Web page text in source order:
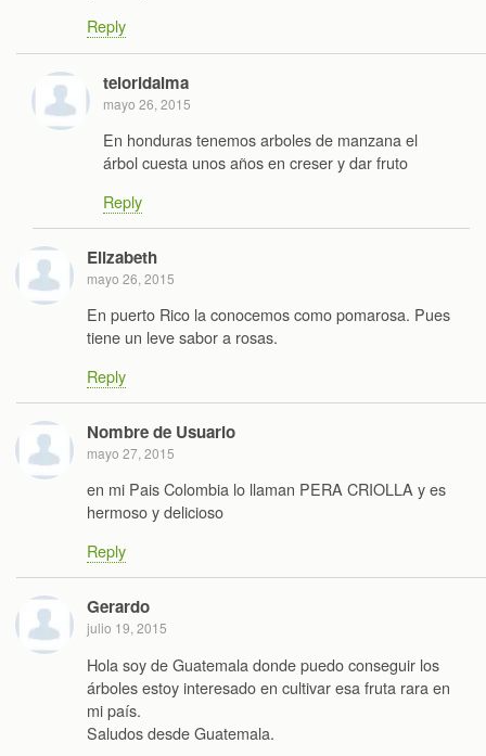
Reply
teloridalma
mayo 26, 2015
En honduras tenemos arboles de manzana el
árbol cuesta unos años en creser y dar fruto
Reply
Elizabeth
mayo 26, 2015
En puerto Rico la conocemos como pomarosa. Pues
tiene un leve sabor a rosas.
Reply
Nombre de Usuario
mayo 27, 2015
en mi Pais Colombia lo llaman PERA CRIOLLA y es
hermoso y delicioso
Reply
Gerardo
julio 19, 2015
Hola soy de Guatemala donde puedo conseguir los
árboles estoy interesado en cultivar esa fruta rara en
mi país.
Saludos desde Guatemala.